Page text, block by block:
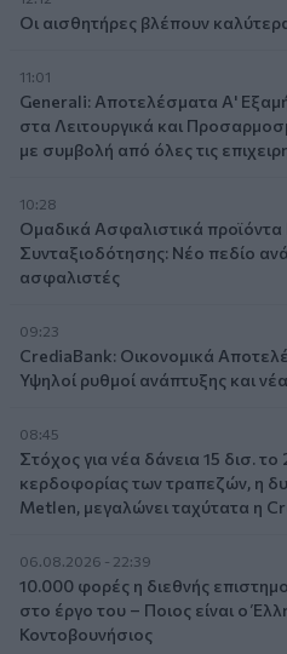
Οι αισθητήρες βλέπουν
11:01
Generali: Αποτελέσματα Α'
στα Λειτουργικά και
με συμβολή από όλες τις
10:28
Ομαδικά Ασφαλιστικά προϊόντα
Συνταξιοδότησης: Νέο πεδίο
ασφαλιστές
09:23
CrediaBank: Οικονομικά
Υψηλοί ρυθμοί ανάπτυξης και
08:45
Στόχος για νέα δάνεια 15 δισ.
κερδοφορίας των τραπεζών, η
Metlen, μεγαλώνει ταχύτατα η
06.08.2026 - 22:39
10.000 φορές η διεθνής
στο έργο του – Ποιος είναι ο
Κοντοβουνήσιος